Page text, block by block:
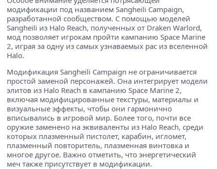
модификации под названием Sangheili Campaign,
разработанной сообществом. С помощью моделей
Sangheili из Halo Reach, полученных от Draken Warlord,
мод позволяет игрокам пройти кампанию Space Marine
2, играя за одну из самых узнаваемых рас из вселенной
Halo.
Модификация Sangheili Campaign не ограничивается
простой заменой персонажей. Она интегрирует модели
элитов из Halo Reach в кампанию Space Marine 2,
включая модифицированные текстуры, материалы и
визуальные эффекты, чтобы они гармонично
вписывались в игровой мир. Более того, почти все
оружие заменено на эквиваленты из Halo Reach, среди
которых плазменный пистолет, карабин, игломет,
плазменный повторитель, плазменная винтовка и
многое другое. Важно отметить, что энергетический
меч также присутствует в модификации.